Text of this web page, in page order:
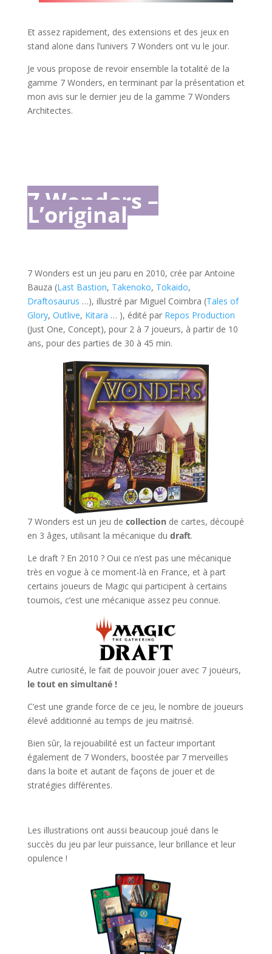
Et assez rapidement, des extensions et des jeux en
stand alone dans l’univers 7 Wonders ont vu le jour.
Je vous propose de revoir ensemble la totalité de la
gamme 7 Wonders, en terminant par la présentation et
mon avis sur le dernier jeu de la gamme 7 Wonders
Architectes.
7 Wonders –
L’original
7 Wonders est un jeu paru en 2010, crée par Antoine
Bauza (Last Bastion, Takenoko, Tokaido,
Draftosaurus …), illustré par Miguel Coimbra (Tales of
Glory, Outlive, Kitara … ), édité par Repos Production
(Just One, Concept), pour 2 à 7 joueurs, à partir de 10
ans, pour des parties de 30 à 45 min.
7 Wonders est un jeu de collection de cartes, découpé
en 3 âges, utilisant la mécanique du draft.
Le draft ? En 2010 ? Oui ce n’est pas une mécanique
très en vogue à ce moment-là en France, et à part
certains joueurs de Magic qui participent à certains
tournois, c’est une mécanique assez peu connue.
Autre curiosité, le fait de pouvoir jouer avec 7 joueurs,
le tout en simultané !
C’est une grande force de ce jeu, le nombre de joueurs
élevé additionné au temps de jeu maitrisé.
Bien sûr, la rejouabilité est un facteur important
également de 7 Wonders, boostée par 7 merveilles
dans la boite et autant de façons de jouer et de
stratégies différentes.
Les illustrations ont aussi beaucoup joué dans le
succès du jeu par leur puissance, leur brillance et leur
opulence !